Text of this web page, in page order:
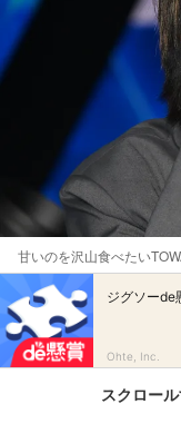
甘いのを沢山食べたい
ジグソーde
Ohte, Inc.
スクロー